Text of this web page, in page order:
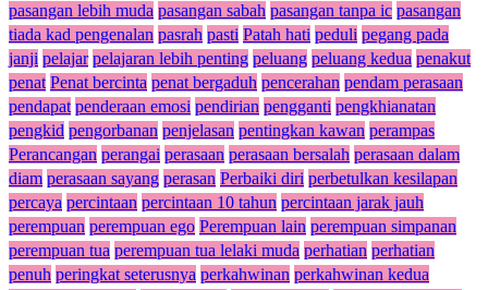
pasangan lebih muda pasangan sabah pasangan tanpa ic pasangan
tiada kad pengenalan pasrah pasti Patah hati peduli pegang pada
janji pelajar pelajaran lebih penting peluang peluang kedua penakut
penat Penat bercinta penat bergaduh pencerahan pendam perasaan
pendapat penderaan emosi pendirian pengganti pengkhianatan
pengkid pengorbanan penjelasan pentingkan kawan perampas
Perancangan perangai perasaan perasaan bersalah perasaan dalam
diam perasaan sayang perasan Perbaiki diri perbetulkan kesilapan
percaya percintaan percintaan 10 tahun percintaan jarak jauh
perempuan perempuan ego Perempuan lain perempuan simpanan
perempuan tua perempuan tua lelaki muda perhatian perhatian
penuh peringkat seterusnya perkahwinan perkahwinan kedua